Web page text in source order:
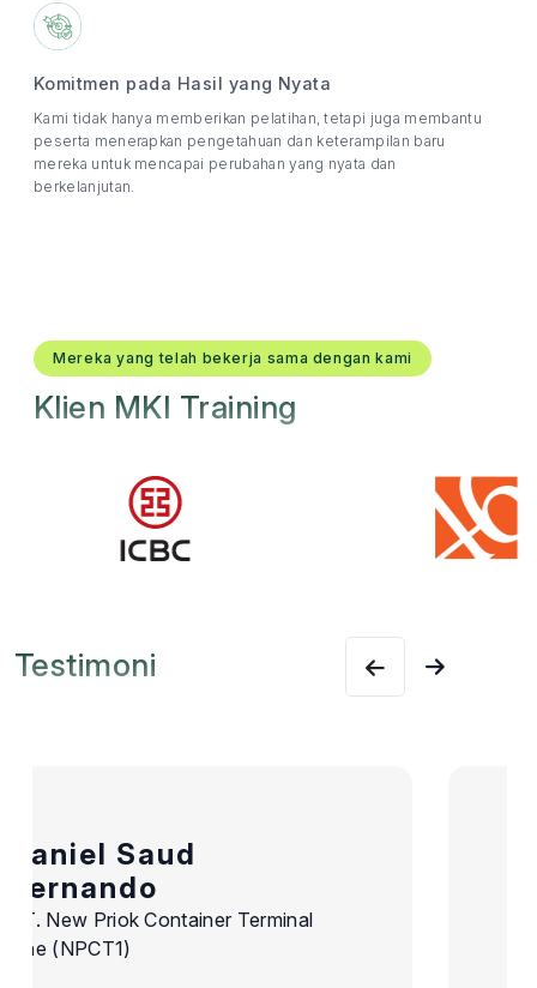
Komitmen pada Hasil yang Nyata
Kami tidak hanya memberikan pelatihan, tetapi juga membantu
peserta menerapkan pengetahuan dan keterampilan baru
mereka untuk mencapai perubahan yang nyata dan
berkelanjutan.
Mereka yang telah bekerja sama dengan kami
Klien MKI Training
Testimoni
Reni Novella
PT Global Service Wisata